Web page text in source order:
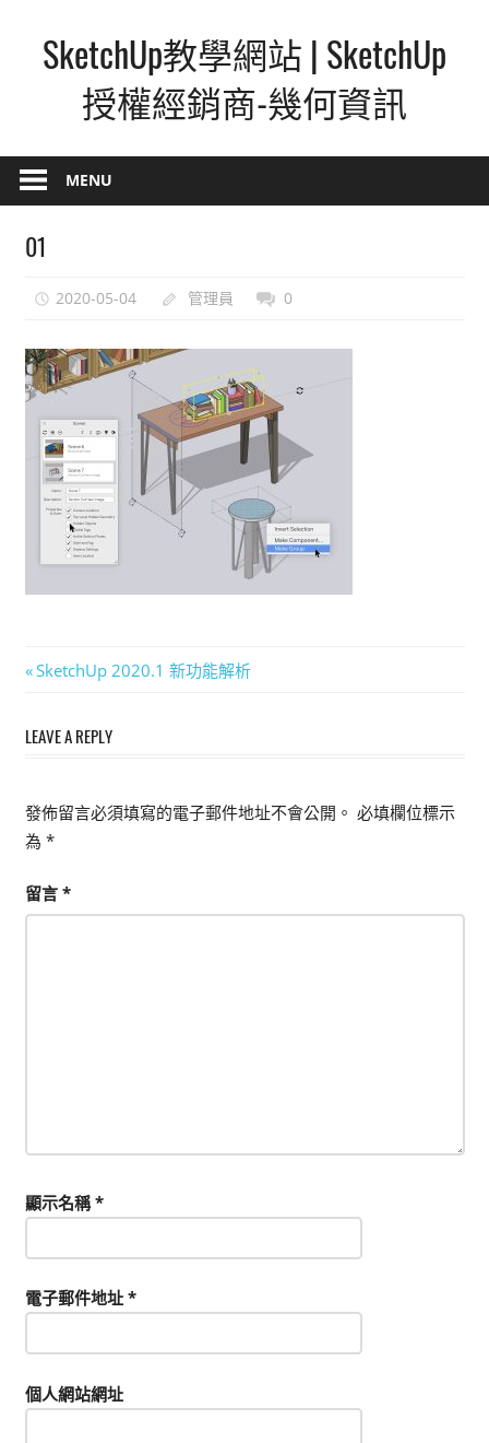
contentSketchUp教學網站 | SketchUp
授權經銷商-幾何資訊
–
最
覺
方
式,
人
人
都
能
手
的
體
MENU
01
2020-05-04 管理員 0
文
覽
Previous
SketchUp 2020.1 新功能解析
LEAVE A REPLY
發佈留言必須填寫的電子郵件地址不會公開。 必填欄位標示
為 *
留言 *
顯示名稱*
電子郵件地址 *
個人網站網址